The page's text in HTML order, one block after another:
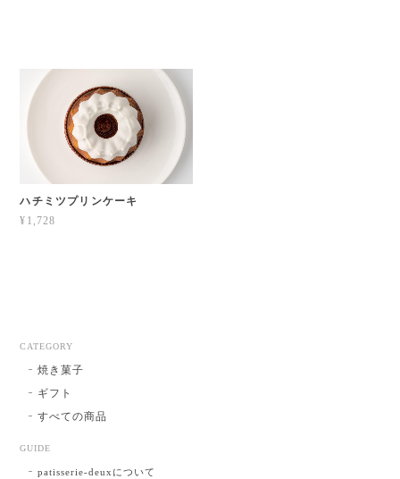
ハチミツプリンケーキ
¥1,728
CATEGORY
焼き菓子
ギフト
すべての商品
GUIDE
patisserie-deuxについて